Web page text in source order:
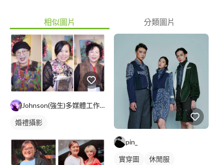
相似圖片 分類圖片
Johnson(強生)多媒體工作室
婚禮攝影
pin_
實穿圖 休閒服